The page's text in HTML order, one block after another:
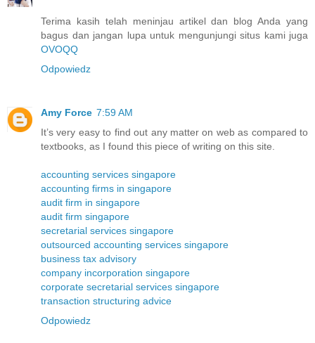
Terima kasih telah meninjau artikel dan blog Anda yang
bagus dan jangan lupa untuk mengunjungi situs kami juga
OVOQQ
Odpowiedz
Amy Force 7:59 AM
It’s very easy to find out any matter on web as compared to
textbooks, as I found this piece of writing on this site.
accounting services singapore
accounting firms in singapore
audit firm in singapore
audit firm singapore
secretarial services singapore
outsourced accounting services singapore
business tax advisory
company incorporation singapore
corporate secretarial services singapore
transaction structuring advice
Odpowiedz